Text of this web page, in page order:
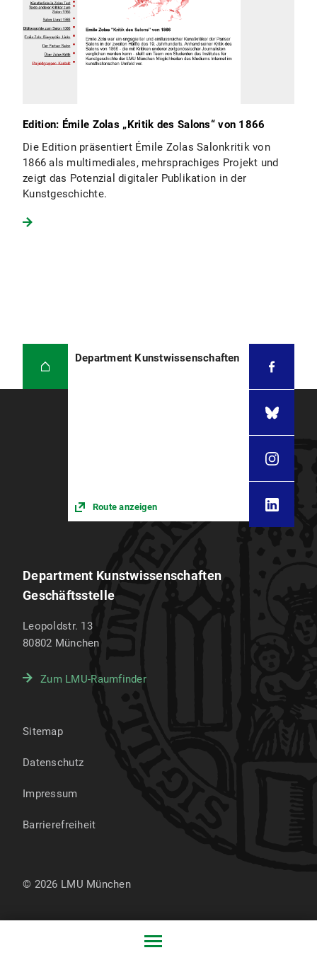
Edition: Émile Zolas „Kritik des Salons“ von 1866
Die Edition präsentiert Émile Zolas Salonkritik von
1866 als multimediales, mehrsprachiges Projekt und
zeigt das Potenzial digitaler Publikation in der
Kunstgeschichte.
Department Kunstwissenschaften
Route anzeigen
Department Kunstwissenschaften
Geschäftsstelle
Leopoldstr. 13
80802 München
Zum LMU-Raumfinder
Sitemap
Datenschutz
Impressum
Barrierefreiheit
© 2026 LMU München